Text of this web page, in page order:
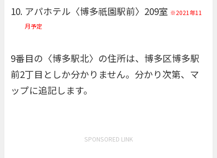
アパホテル〈博多祇園駅前〉209室 ※2021年11
月予定
9番目の〈博多駅北〉の住所は、博多区博多駅
前2丁目としか分かりません。分かり次第、マ
ップに追記します。
SPONSORED LINK